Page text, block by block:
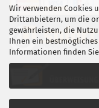
Wir verwenden Cookies
Drittanbietern, um die
gewährleisten, die
Ihnen ein
Informationen finden